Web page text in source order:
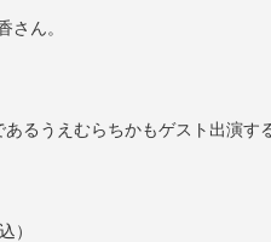
さん。
るうえむらちかもゲスト出演す
）